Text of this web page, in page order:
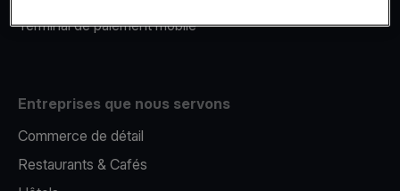
Terminal de paiement mobile
Entreprises que nous servons
Commerce de détail
Restaurants & Cafés